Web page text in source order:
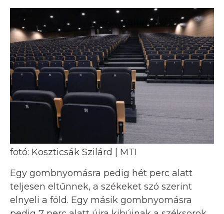
fotó: Koszticsák Szilárd | MTI
Egy gombnyomásra pedig hét perc alatt
teljesen eltűnnek, a székeket szó szerint
elnyeli a föld. Egy másik gombnyomásra